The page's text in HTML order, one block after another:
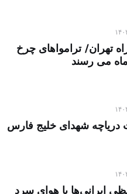
۲۷
راه تهران/ ترامواهای چرخ
می رسند
۲۵
دریاچه شهدای خلیج فارس
۱۳
ایرانی‌ها با هوای سرد